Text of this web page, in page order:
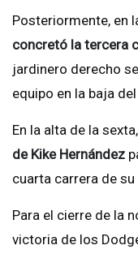
Posteriormente, en
concretó la tercera
jardinero derecho
equipo en la baja
En la alta de la sexta,
de Kike Hernández
cuarta carrera de su
Para el cierre de la
victoria de los